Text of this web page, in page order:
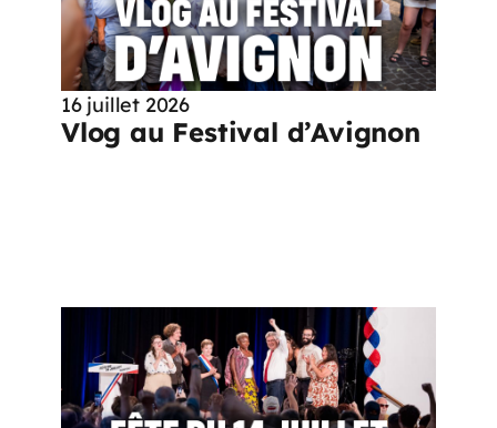
16 juillet 2026
Vlog au Festival d’Avignon